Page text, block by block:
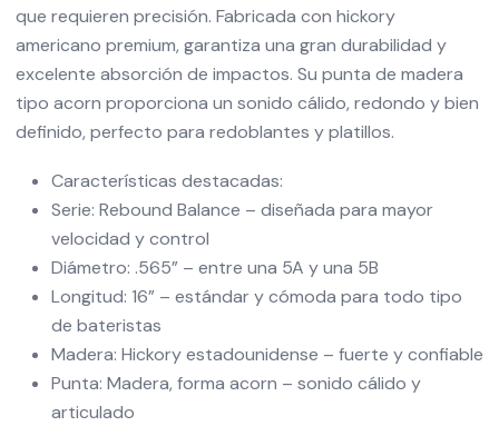
que requieren precisión. Fabricada con hickory
americano premium, garantiza una gran durabilidad y
excelente absorción de impactos. Su punta de madera
tipo acorn proporciona un sonido cálido, redondo y bien
definido, perfecto para redoblantes y platillos.
Características destacadas:
Serie: Rebound Balance – diseñada para mayor
velocidad y control
Diámetro: .565” – entre una 5A y una 5B
Longitud: 16” – estándar y cómoda para todo tipo
de bateristas
Madera: Hickory estadounidense – fuerte y confiable
Punta: Madera, forma acorn – sonido cálido y
articulado